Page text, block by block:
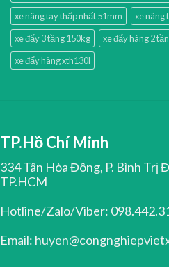
xe nâng tay thấp nhất 51mm
xe nâng
xe đẩy 3 tầng 150kg
xe đẩy hàng 2
xe đẩy hàng xth130l
TP.Hồ Chí Minh
334 Tân Hòa Đông, P. Bình Trị
TP.HCM
Hotline/Zalo/Viber:
Email: